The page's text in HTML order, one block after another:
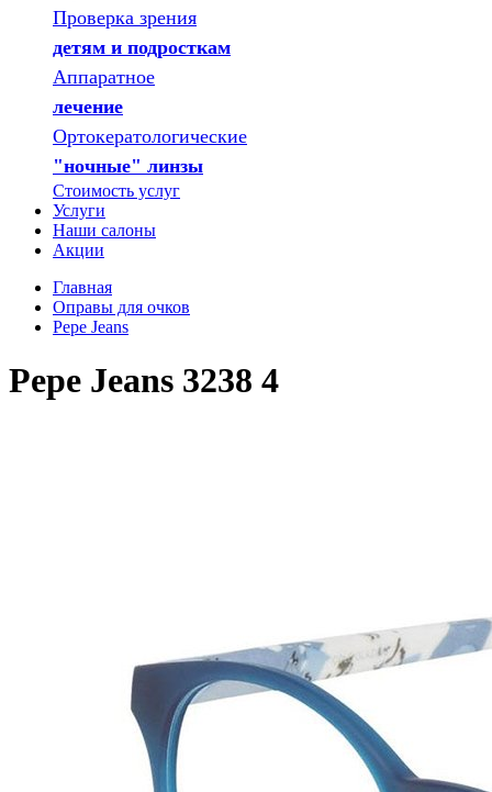
Проверка зрения
детям и подросткам
Аппаратное
лечение
Ортокератологические
"ночные" линзы
Стоимость услуг
Услуги
Наши салоны
Акции
Главная
Оправы для очков
Pepe Jeans
Pepe Jeans 3238 4